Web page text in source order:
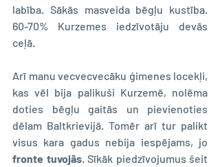
labība. Sākās masveida bēgļu kustība.
60-70% Kurzemes iedzīvotāju devās
ceļā.
Arī manu vecvecvecāku ģimenes locekļi,
kas vēl bija palikuši Kurzemē, nolēma
doties bēgļu gaitās un pievienoties
dēlam Baltkrievijā. Tomēr arī tur palikt
fronte tuvojās. Sīkāk piedzīvojumus šeit